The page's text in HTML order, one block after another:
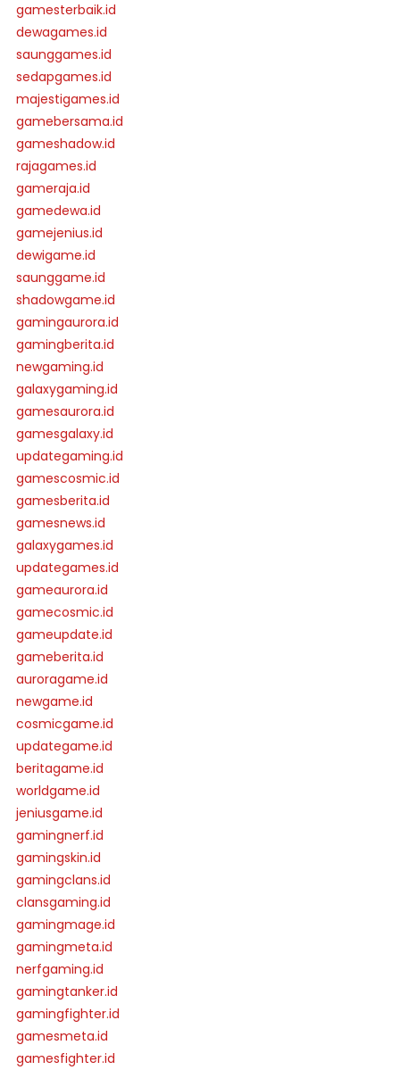
gamesterbaik.id
dewagames.id
saunggames.id
sedapgames.id
majestigames.id
gamebersama.id
gameshadow.id
rajagames.id
gameraja.id
gamedewa.id
gamejenius.id
dewigame.id
saunggame.id
shadowgame.id
gamingaurora.id
gamingberita.id
newgaming.id
galaxygaming.id
gamesaurora.id
gamesgalaxy.id
updategaming.id
gamescosmic.id
gamesberita.id
gamesnews.id
galaxygames.id
updategames.id
gameaurora.id
gamecosmic.id
gameupdate.id
gameberita.id
auroragame.id
newgame.id
cosmicgame.id
updategame.id
beritagame.id
worldgame.id
jeniusgame.id
gamingnerf.id
gamingskin.id
gamingclans.id
clansgaming.id
gamingmage.id
gamingmeta.id
nerfgaming.id
gamingtanker.id
gamingfighter.id
gamesmeta.id
gamesfighter.id